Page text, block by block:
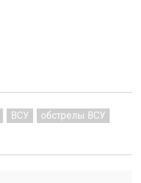
ВСУ
обстрелы ВСУ